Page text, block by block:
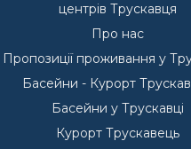
центрів Трускавця
Про нас
Пропозиції проживання у
Басейни - Курорт
Басейни у Трускавці
Курорт Трускавець